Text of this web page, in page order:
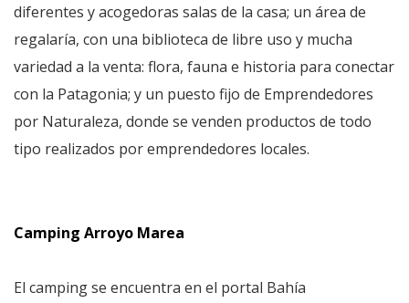
diferentes y acogedoras salas de la casa; un área de
regalaría, con una biblioteca de libre uso y mucha
variedad a la venta: flora, fauna e historia para conectar
con la Patagonia; y un puesto fijo de Emprendedores
por Naturaleza, donde se venden productos de todo
tipo realizados por emprendedores locales.
Camping Arroyo Marea
El camping se encuentra en el portal Bahía